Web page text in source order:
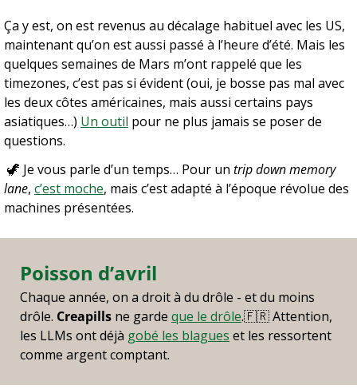
Ça y est, on est revenus au décalage habituel avec les US,
maintenant qu’on est aussi passé à l’heure d’été. Mais les
quelques semaines de Mars m’ont rappelé que les
timezones, c’est pas si évident (oui, je bosse pas mal avec
les deux côtes américaines, mais aussi certains pays
asiatiques…) Un outil pour ne plus jamais se poser de
questions.
🦖 Je vous parle d’un temps… Pour un trip down memory
lane, c’est moche, mais c’est adapté à l’époque révolue des
machines présentées.
Poisson d’avril
Chaque année, on a droit à du drôle - et du moins
drôle. Creapills ne garde que le drôle.🇫🇷 Attention,
les LLMs ont déjà gobé les blagues et les ressortent
comme argent comptant.